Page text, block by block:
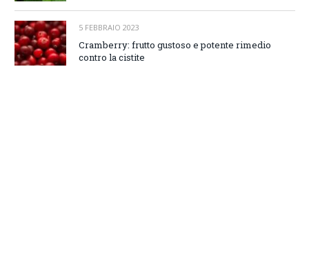
5 FEBBRAIO 2023
Cramberry: frutto gustoso e potente rimedio
contro la cistite